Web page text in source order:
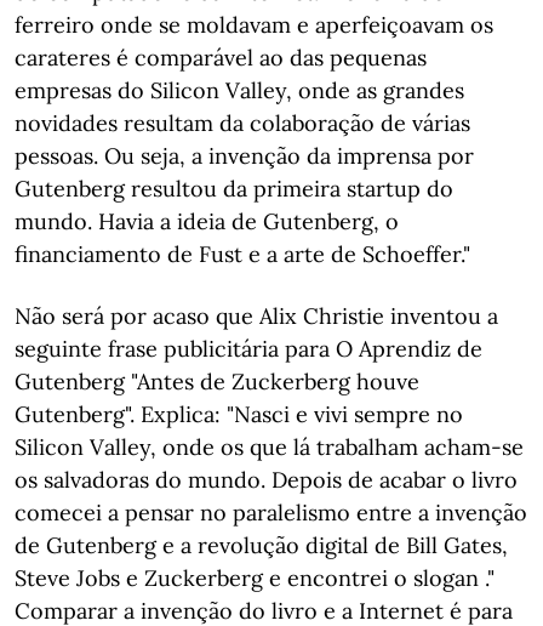
ferreiro onde se moldavam e aperfeiçoavam os
carateres é comparável ao das pequenas
empresas do Silicon Valley, onde as grandes
novidades resultam da colaboração de várias
pessoas. Ou seja, a invenção da imprensa por
Gutenberg resultou da primeira startup do
mundo. Havia a ideia de Gutenberg, o
financiamento de Fust e a arte de Schoeffer."
Não será por acaso que Alix Christie inventou a
seguinte frase publicitária para O Aprendiz de
Gutenberg "Antes de Zuckerberg houve
Gutenberg". Explica: "Nasci e vivi sempre no
Silicon Valley, onde os que lá trabalham acham-se
os salvadoras do mundo. Depois de acabar o livro
comecei a pensar no paralelismo entre a invenção
de Gutenberg e a revolução digital de Bill Gates,
Steve Jobs e Zuckerberg e encontrei o slogan ."
Comparar a invenção do livro e a Internet é para